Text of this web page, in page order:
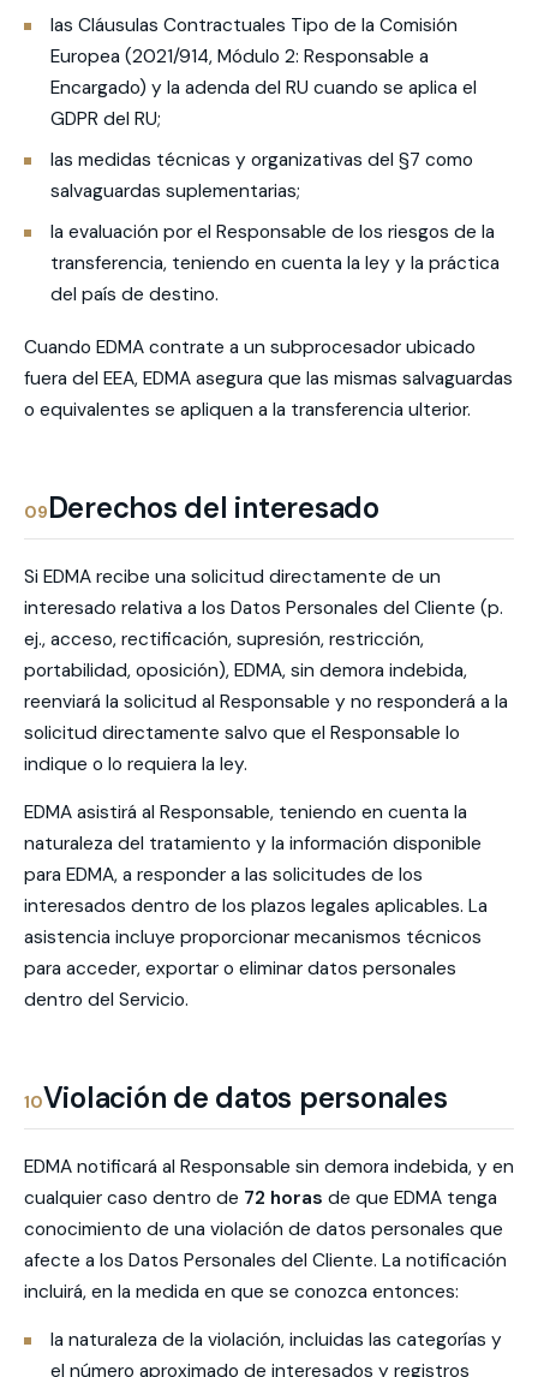
las Cláusulas Contractuales Tipo de la Comisión
Europea (2021/914, Módulo 2: Responsable a
Encargado) y la adenda del RU cuando se aplica el
GDPR del RU;
las medidas técnicas y organizativas del §7 como
salvaguardas suplementarias;
la evaluación por el Responsable de los riesgos de la
transferencia, teniendo en cuenta la ley y la práctica
del país de destino.
Cuando EDMA contrate a un subprocesador ubicado
fuera del EEA, EDMA asegura que las mismas salvaguardas
o equivalentes se apliquen a la transferencia ulterior.
09Derechos del interesado
Si EDMA recibe una solicitud directamente de un
interesado relativa a los Datos Personales del Cliente (p.
ej., acceso, rectificación, supresión, restricción,
portabilidad, oposición), EDMA, sin demora indebida,
reenviará la solicitud al Responsable y no responderá a la
solicitud directamente salvo que el Responsable lo
indique o lo requiera la ley.
EDMA asistirá al Responsable, teniendo en cuenta la
naturaleza del tratamiento y la información disponible
para EDMA, a responder a las solicitudes de los
interesados dentro de los plazos legales aplicables. La
asistencia incluye proporcionar mecanismos técnicos
para acceder, exportar o eliminar datos personales
dentro del Servicio.
10Violación de datos personales
EDMA notificará al Responsable sin demora indebida, y en
cualquier caso dentro de 72 horas de que EDMA tenga
conocimiento de una violación de datos personales que
afecte a los Datos Personales del Cliente. La notificación
incluirá, en la medida en que se conozca entonces:
la naturaleza de la violación, incluidas las categorías y
el número aproximado de interesados y registros